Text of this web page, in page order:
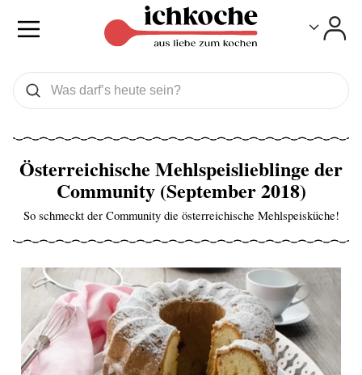
Was wollen Sie suchen
Suchen
Österreichische Mehlspeislieblinge der
Community (September 2018)
So schmeckt der Community die österreichische Mehlspeisküche!